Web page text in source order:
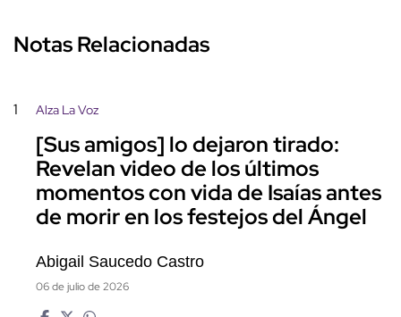
Notas Relacionadas
1 Alza La Voz
[Sus amigos] lo dejaron tirado:
Revelan video de los últimos
momentos con vida de Isaías antes
de morir en los festejos del Ángel
Abigail Saucedo Castro
06 de julio de 2026